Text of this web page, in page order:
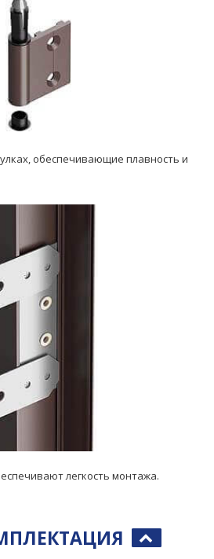
обеспечивающие плавность и
легкость монтажа.